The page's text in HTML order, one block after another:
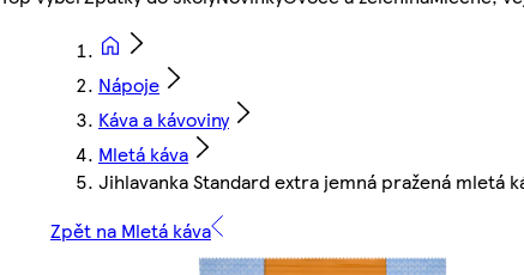
Nápoje
Káva a kávoviny
Mletá káva
Jihlavanka Standard extra jemná pražená mletá
Zpět na Mletá káva